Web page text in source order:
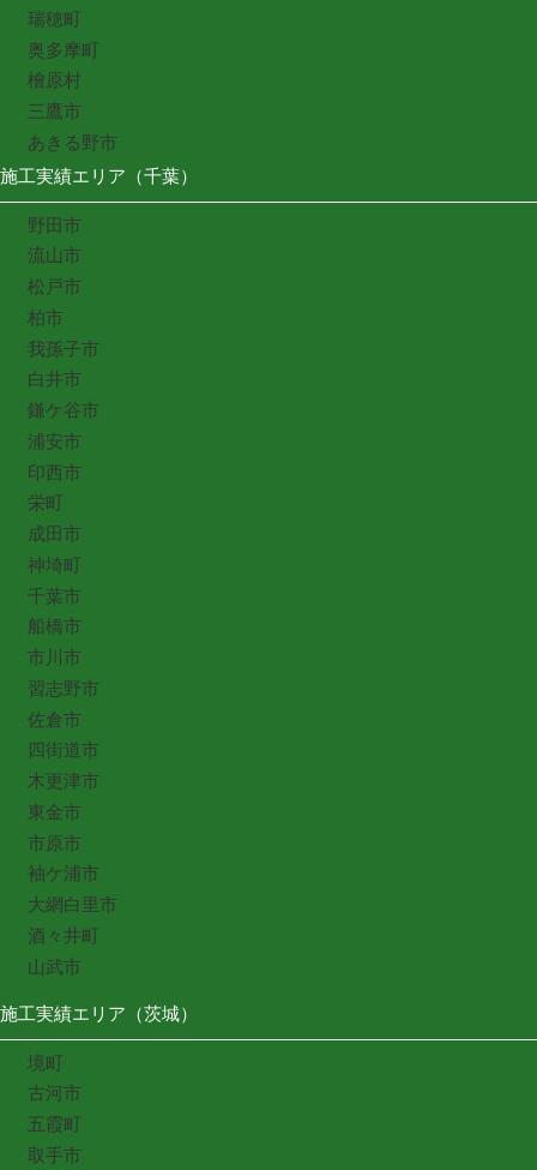
瑞穂町
奥多摩町
檜原村
三鷹市
あきる野市
施工実績エリア（千葉）
野田市
流山市
松戸市
柏市
我孫子市
白井市
鎌ケ谷市
浦安市
印西市
栄町
成田市
神埼町
千葉市
船橋市
市川市
習志野市
佐倉市
四街道市
木更津市
東金市
市原市
袖ケ浦市
大網白里市
酒々井町
山武市
施工実績エリア（茨城）
境町
古河市
五霞町
取手市